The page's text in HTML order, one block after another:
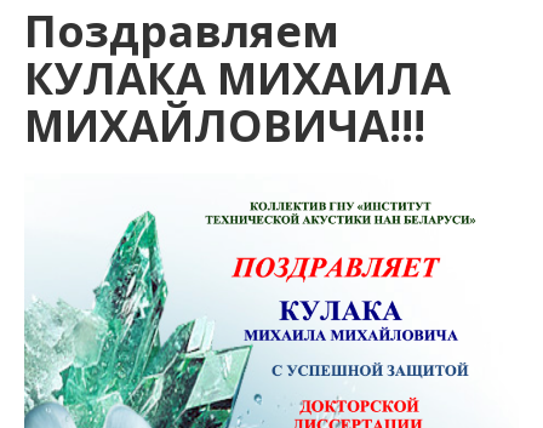
Поздравляем
КУЛАКА МИХАИЛА
МИХАЙЛОВИЧА!!!